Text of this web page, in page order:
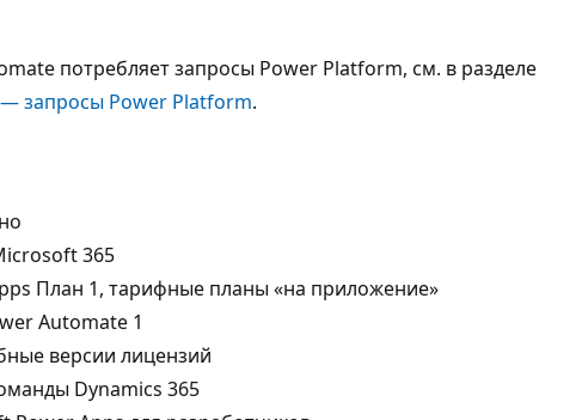
потребляет запросы Power Platform, см. в разделе
запросы Power Platform.
365
План 1, тарифные планы «на приложение»
Automate 1
версии лицензий
Dynamics 365